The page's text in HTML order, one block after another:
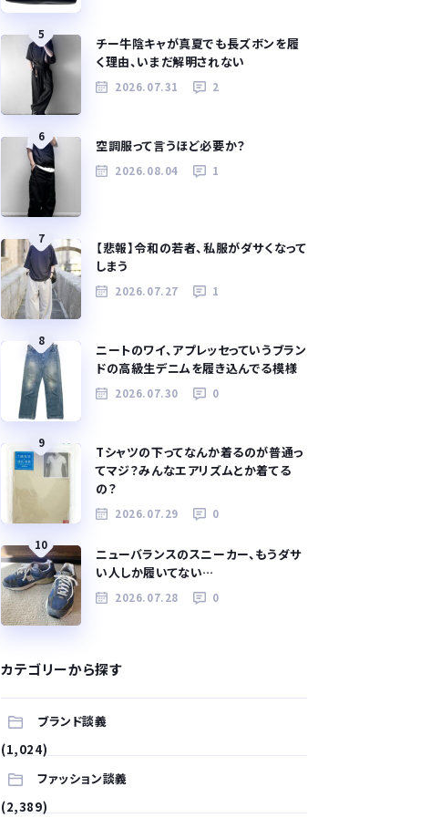
5
チー牛陰キャが真夏でも長ズボンを履
く理由、いまだ解明されない
2026.07.31 2
6
空調服って言うほど必要か？
2026.08.04 1
7
【悲報】令和の若者、私服がダサくなって
しまう
2026.07.27 1
8
ニートのワイ、アプレッセっていうブラン
ドの高級生デニムを履き込んでる模様
2026.07.30 0
9
Tシャツの下ってなんか着るのが普通っ
てマジ？みんなエアリズムとか着てる
の？
2026.07.29 0
10
ニューバランスのスニーカー、もうダサ
い人しか履いてない…
2026.07.28 0
カテゴリーから探す
ブランド談義
(1,024)
ファッション談義
(2,389)